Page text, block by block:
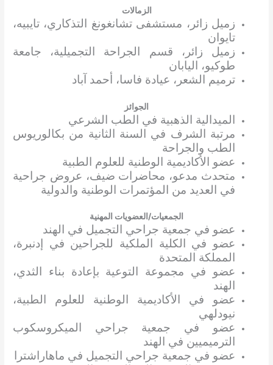
الزمالات
زميل زائر، مستشفى تشانغونغ التذكاري، تايبيه،
تايوان
زميل زائر، قسم الجراحة التجميلية، جامعة
طوكيو، اليابان
ترميم الشعر، عيادة فاسا، أحمد آباد
الجوائز
الميدالية الذهبية في الطب الشرعي
مرتبة الشرف في السنة الثانية من بكالوريوس
الطب والجراحة
عضو الأكاديمية الوطنية للعلوم الطبية
متحدث مدعو، محاضرات ضيف، عروض جراحية
في العديد من المؤتمرات الوطنية والدولية
الجمعيات/العضويات المهنية
عضو في جمعية جراحي التجميل في الهند
عضو في الكلية الملكية للجراحين في إدنبرة،
المملكة المتحدة
عضو في مجموعة التوعية بإعادة بناء الثدي،
الهند
عضو في الأكاديمية الوطنية للعلوم الطبية،
نيودلهي
عضو في جمعية جراحي الميكروسكوب
الترميميين في الهند
عضو في جمعية جراحي التجميل في ماهاراشترا